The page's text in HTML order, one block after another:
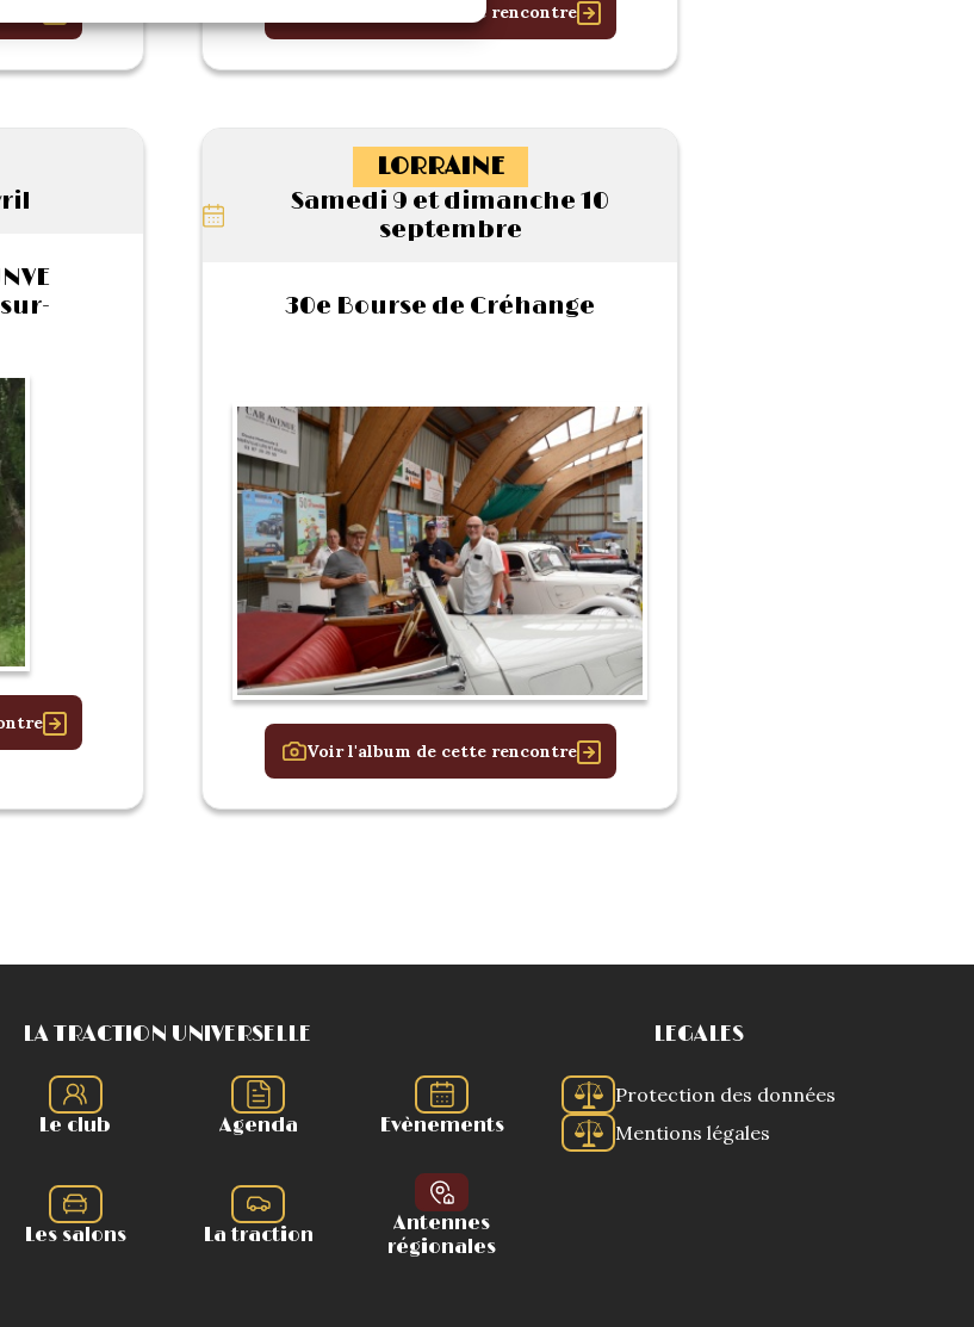
Voir l'album de cette rencontre
LORRAINE
Samedi 9 et dimanche 10
septembre
30e Bourse de Créhange
Voir l'album de cette rencontre
LA TRACTION UNIVERSELLE
Le club Agenda Evènements
Les salons La traction
Antennes
régionales
LEGALES
Protection des données
Mentions légales